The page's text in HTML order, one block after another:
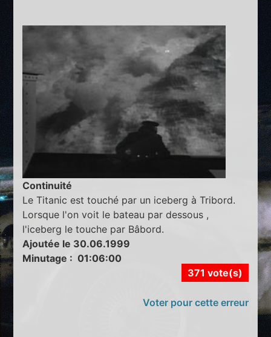
Continuité
Le Titanic est touché par un iceberg à Tribord.
Lorsque l'on voit le bateau par dessous ,
l'iceberg le touche par Bâbord.
Ajoutée le 30.06.1999
Minutage : 01:06:00
371 vote(s)
Voter pour cette erreur